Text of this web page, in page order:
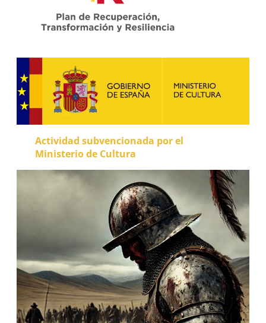
Actividad subvencionada por el
Ministerio de Cultura